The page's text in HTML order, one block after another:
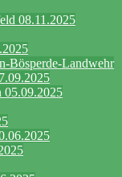
08.11.2025
Bösperde-Landwehr
05.09.2025